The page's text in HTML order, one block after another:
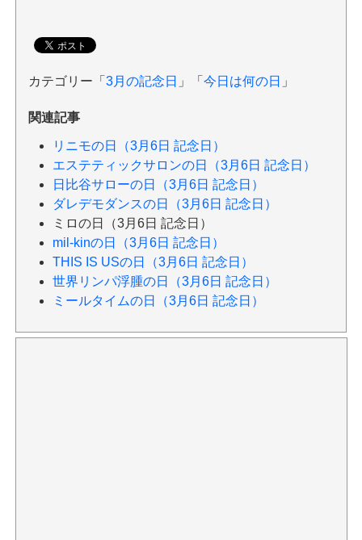
カテゴリー「 3月の記念日 」「 今日は何の日 」
関連記事
リニモの日（3月6日 記念日）
エステティックサロンの日（3月6日 記念日）
日比谷サローの日（3月6日 記念日）
ダレデモダンスの日（3月6日 記念日）
ミロの日（3月6日 記念日）
mil-kinの日（3月6日 記念日）
THIS IS USの日（3月6日 記念日）
世界リンパ浮腫の日（3月6日 記念日）
ミールタイムの日（3月6日 記念日）